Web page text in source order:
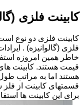
کابینت فلزی
کابینت فلزی دو نوع
فلزی (گالوانیزه) .
خاطر همین امروزه
قیمت هستند. کابینت
هستند اما به مراتب طول
قسمتهای کابینت از فلز
برای این کابینت ها